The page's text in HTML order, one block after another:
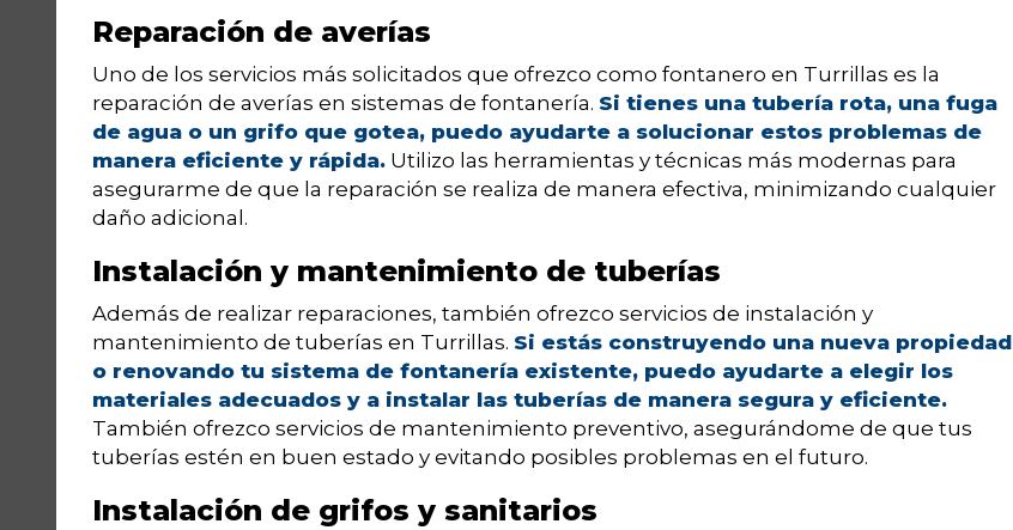
Reparación de averías
Uno de los servicios más solicitados que ofrezco como fontanero en Turrillas es la
reparación de averías en sistemas de fontanería. Si tienes una tubería rota, una fuga
de agua o un grifo que gotea, puedo ayudarte a solucionar estos problemas de
manera eficiente y rápida. Utilizo las herramientas y técnicas más modernas para
asegurarme de que la reparación se realiza de manera efectiva, minimizando cualquier
daño adicional.
Instalación y mantenimiento de tuberías
Además de realizar reparaciones, también ofrezco servicios de instalación y
mantenimiento de tuberías en Turrillas. Si estás construyendo una nueva propiedad
o renovando tu sistema de fontanería existente, puedo ayudarte a elegir los
materiales adecuados y a instalar las tuberías de manera segura y eficiente.
También ofrezco servicios de mantenimiento preventivo, asegurándome de que tus
tuberías estén en buen estado y evitando posibles problemas en el futuro.
Instalación de grifos y sanitarios